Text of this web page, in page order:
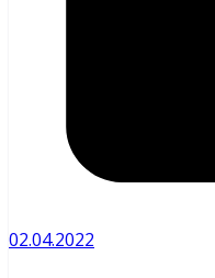
02.04.2022